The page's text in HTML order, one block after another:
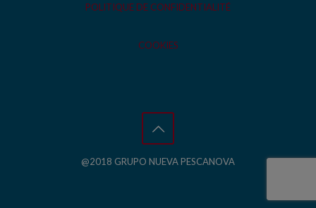
POLITIQUE DE CONFIDENTIALITÉ
COOKIES
@2018 GRUPO NUEVA PESCANOVA